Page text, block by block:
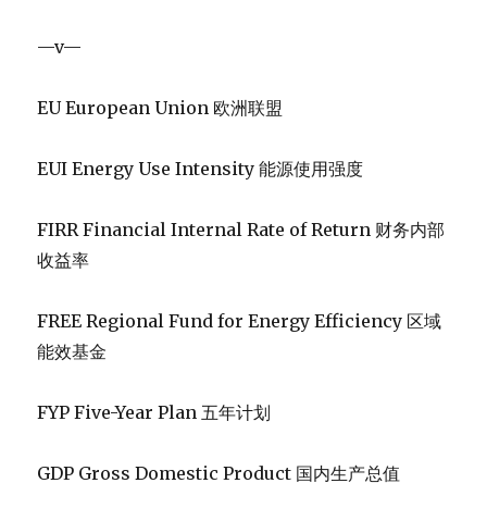
—v—
EU European Union 欧洲联盟
EUI Energy Use Intensity 能源使用强度
FIRR Financial Internal Rate of Return 财务内部
收益率
FREE Regional Fund for Energy Efficiency 区域
能效基金
FYP Five-Year Plan 五年计划
GDP Gross Domestic Product 国内生产总值